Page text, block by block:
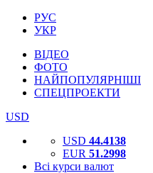
РУС
УКР
ВІДЕО
ФОТО
НАЙПОПУЛЯРНІШІ
СПЕЦПРОЕКТИ
USD
USD 44.4138
EUR 51.2998
Всі курси валют